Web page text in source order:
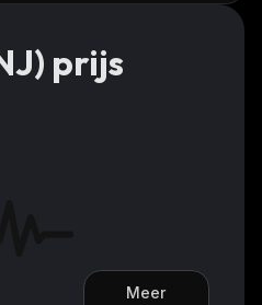
prijs
Meer